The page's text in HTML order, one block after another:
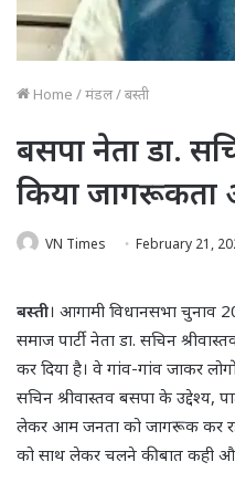
Home /मंडल/बस्ती
बसपा नेता डा.
किया जागरूकता
VN Times February 21,
बस्ती। आगामी विधानसभा चुनाव
समाज पार्टी नेता डा. सचिन
कर दिया है। वे गांव-गांव जाकर
सचिन श्रीवास्तव बसपा के उद्देश्य,
लेकर आम जनता को जागरूक कर रहे
को साथ लेकर चलने की बात कही